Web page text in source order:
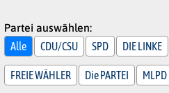
Partei auswählen:
Alle
CDU/CSU SPD DIE LINKE
FREIE WÄHLER Die PARTEI MLPD